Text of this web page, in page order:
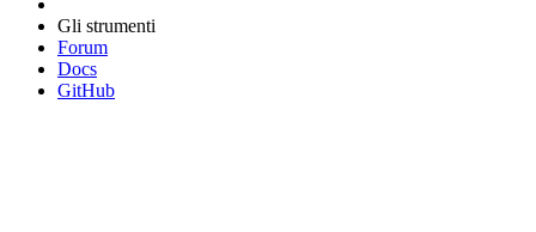
Gli strumenti
Forum
Docs
GitHub